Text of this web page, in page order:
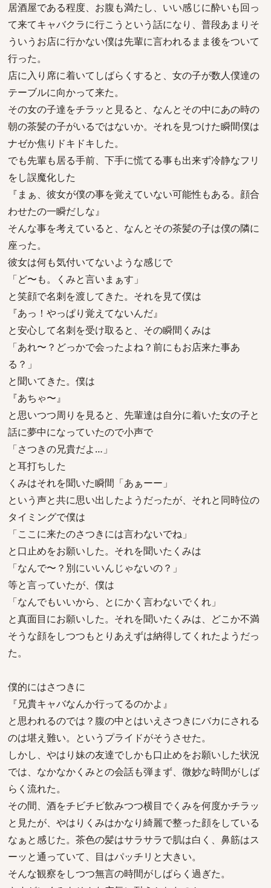
居酒屋である程度、お腹も満たし、いい感じに酔いも回っ
て来てキャバクラに行こうという話になり、普段あまりそ
ういうお店に行かない僕は先輩に言われるまま後をついて
行った。
店に入り席に着いてしばらくすると、女の子が数人僕達の
テーブルに向かって来た。
その女の子達をチラッと見ると、なんとその中にあの時の
朝の茶髪の子がいるではないか。それを見つけた瞬間僕は
ナゼか焦りドキドキした。
でも先輩も居る手前、下手に慌てる事も出来ず冷静なフリ
をし誤魔化した
『まぁ、彼女が僕の事を覚えていない可能性もある。顔合
わせたの一瞬だしな』
そんな事を考えていると、なんとその茶髪の子は僕の隣に
座った。
彼女は何も気付いてないような感じで
「ど〜も。くみと言いまぁす」
と笑顔で名刺を渡してきた。それを見て僕は
『あっ！やっぱり覚えてないんだ』
と安心して名刺を受け取ると、その瞬間くみは
「あれ〜？どっかで会ったよね？前にもお店来た事あ
る？」
と聞いてきた。僕は
『あちゃ〜』
と思いつつ周りを見ると、先輩達は自分に着いた女の子と
話に夢中になっていたので小声で
「さつきの兄貴だよ…」
と耳打ちした
くみはそれを聞いた瞬間「あぁーー」
という声と共に思い出したようだったが、それと同時位の
タイミングで僕は
「ここに来たのさつきには言わないでね」
と口止めをお願いした。それを聞いたくみは
「なんで〜？別にいいんじゃないの？」
等と言っていたが、僕は
「なんでもいいから、とにかく言わないでくれ」
と真面目にお願いした。それを聞いたくみは、どこか不満
そうな顔をしつつもとりあえずは納得してくれたようだっ
た。
僕的にはさつきに
『兄貴キャバなんか行ってるのかよ』
と思われるのでは？腹の中とはいえさつきにバカにされる
のは堪え難い。というプライドがそうさせた。
しかし、やはり妹の友達でしかも口止めをお願いした状況
では、なかなかくみとの会話も弾まず、微妙な時間がしば
らく流れた。
その間、酒をチビチビ飲みつつ横目でくみを何度かチラッ
と見たが、やはりくみはかなり綺麗で整った顔をしている
なぁと感じた。茶色の髪はサラサラで肌は白く、鼻筋はス
ーッと通っていて、目はパッチリと大きい。
そんな観察をしつつ無言の時間がしばらく過ぎた。